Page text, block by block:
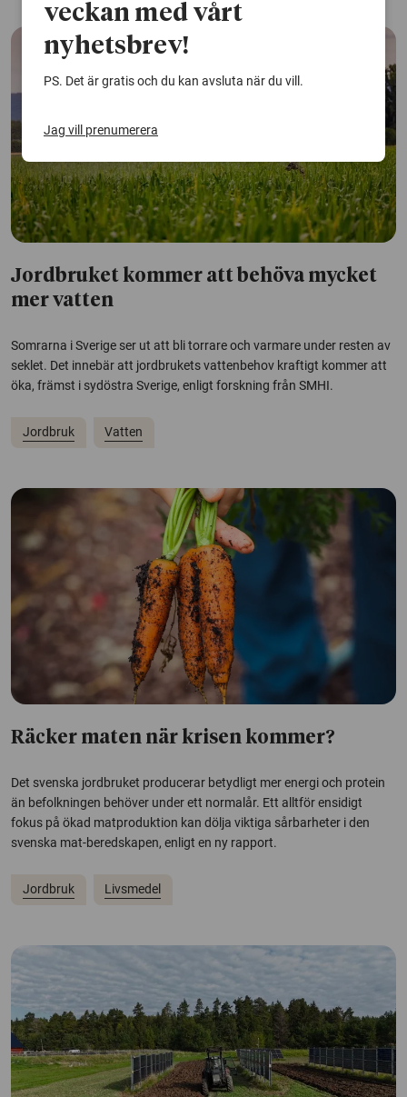
Jordbruket kommer att behöva mycket
mer vatten
Somrarna i Sverige ser ut att bli torrare och varmare under resten av
seklet. Det innebär att jordbrukets vattenbehov kraftigt kommer att
öka, främst i sydöstra Sverige, enligt forskning från SMHI.
Jordbruk Vatten
Räcker maten när krisen kommer?
Det svenska jordbruket producerar betydligt mer energi och protein
än befolkningen behöver under ett normalår. Ett alltför ensidigt
fokus på ökad matproduktion kan dölja viktiga sårbarheter i den
svenska mat-beredskapen, enligt en ny rapport.
Jordbruk Livsmedel
veckan med vårt
nyhetsbrev!
PS. Det är gratis och du kan avsluta när du vill.
Jag vill prenumerera